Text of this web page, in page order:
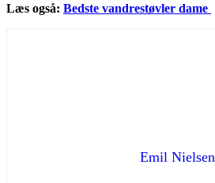
Læs også: Bedste vandrestøvler dame
Emil Nielsen